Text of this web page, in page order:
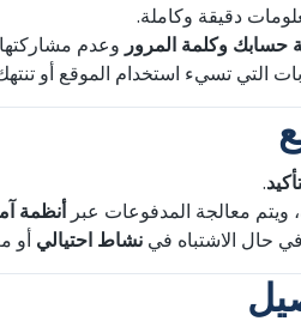
دقيقة وكاملة.
حسابك وكلمة المرور وعدم
التي تسيء استخدام الموقع أو
.
ويتم معالجة المدفوعات عبرأنظمة
حال الاشتباه في نشاط احتيالي أو